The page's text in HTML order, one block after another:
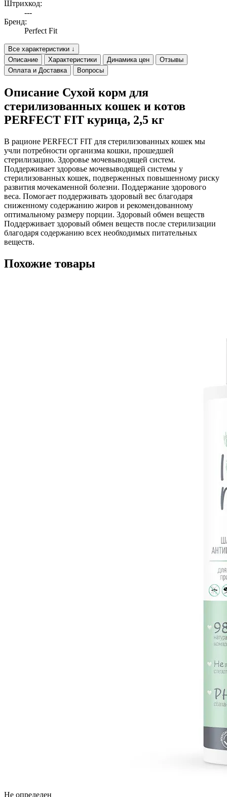
Штрихкод:
---
Бренд:
Perfect Fit
Все характеристики ↓
Описание
Характеристики Динамика цен
Отзывы
Оплата и Доставка
Вопросы
Описание Сухой корм для
стерилизованных кошек и котов
PERFECT FIT курица, 2,5 кг
В рационе PERFECT FIT для стерилизованных кошек мы
учли потребности организма кошки, прошедшей
стерилизацию. Здоровье мочевыводящей систем.
Поддерживает здоровье мочевыводящей системы у
стерилизованных кошек, подверженных повышенному риску
развития мочекаменной болезни. Поддержание здорового
веса. Помогает поддерживать здоровый вес благодаря
сниженному содержанию жиров и рекомендованному
оптимальному размеру порции. Здоровый обмен веществ
Поддерживает здоровый обмен веществ после стерилизации
благодаря содержанию всех необходимых питательных
веществ.
Похожие товары
Не определен